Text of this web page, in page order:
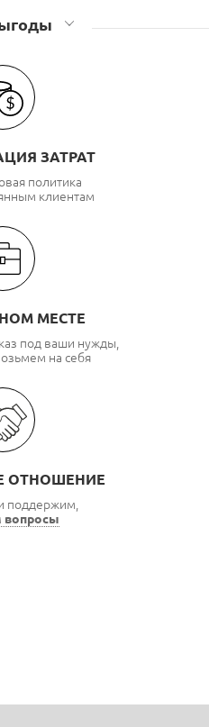
ЗАТРАТ
политика
клиентам
МЕСТЕ
под ваши нужды,
на себя
ОТНОШЕНИЕ
поддержим,